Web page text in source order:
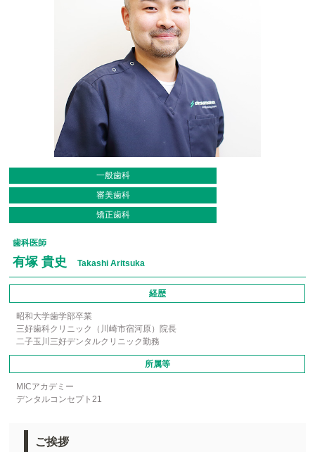
一般歯科
審美歯科
矯正歯科
歯科医師
有塚 貴史 Takashi Aritsuka
経歴
昭和大学歯学部卒業
三好歯科クリニック（川崎市宿河原）院長
二子玉川三好デンタルクリニック勤務
所属等
MICアカデミー
デンタルコンセプト21
ご挨拶